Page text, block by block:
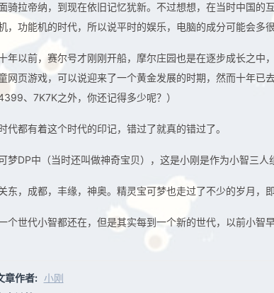
骑拉帝纳，到现在依旧记忆犹新。不过想想，在当时中国的
，功能机的时代，所以说平时的娱乐，电脑的成分可能会多很
年以前，赛尔号才刚刚开船，摩尔庄园也是在逐步成长之中
网页游戏，可以说迎来了一个黄金发展的时期，然而十年已
4399、7K7K之外，你还记得多少呢？）
代都有着这个时代的印记，错过了就真的错过了。
梦DP中（当时还叫做神奇宝贝），这是小刚是作为小智三人
东，成都，丰缘，神奥。精灵宝可梦也走过了不少的岁月，
个世代小智都还在，但是其实每到一个新的世代，以前小智早
章作者: 小刚